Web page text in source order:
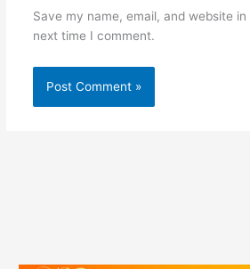
Save my name, email, and website
next time I comment.